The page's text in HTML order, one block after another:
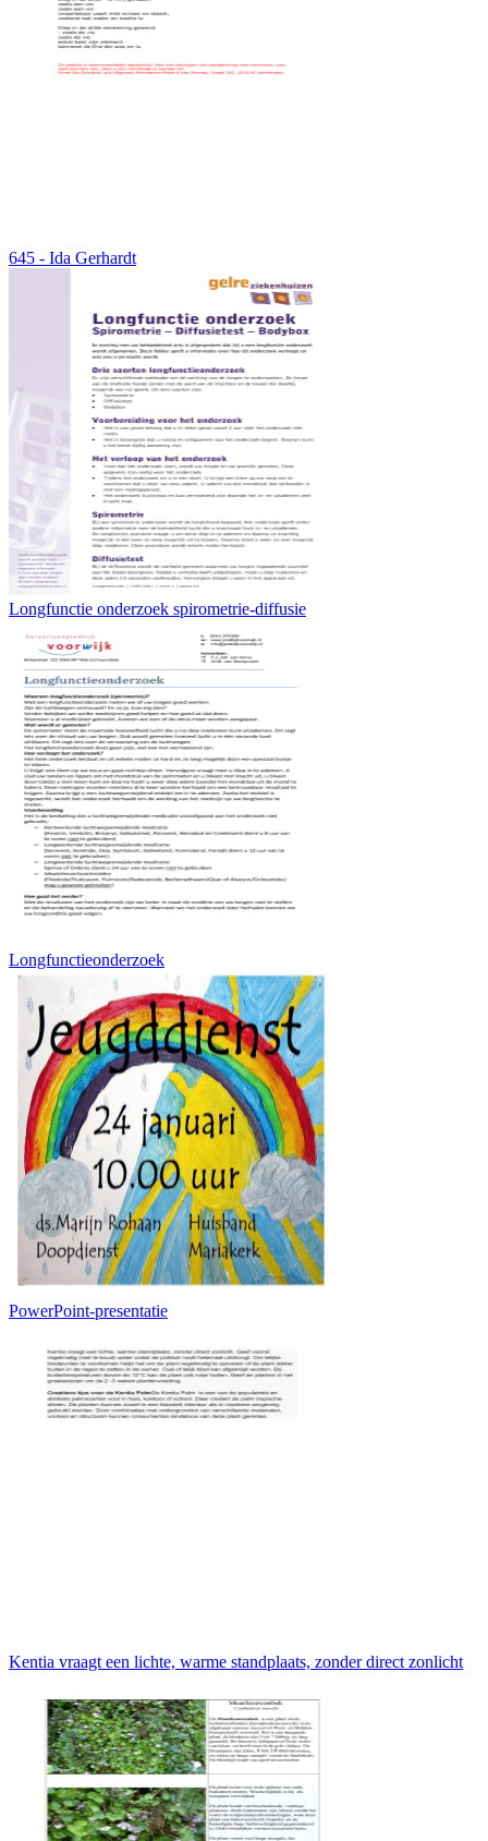
645 - Ida Gerhardt
Longfunctie onderzoek spirometrie-diffusie
Longfunctieonderzoek
PowerPoint-presentatie
Kentia vraagt een lichte, warme standplaats, zonder direct zonlicht